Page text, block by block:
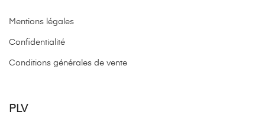
Mentions légales
Confidentialité
Conditions générales de vente
PLV